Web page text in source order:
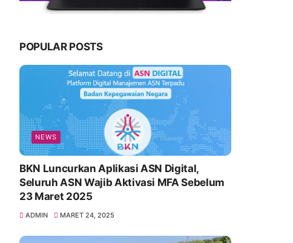
POPULAR POSTS
NEWS
BKN Luncurkan Aplikasi ASN Digital,
Seluruh ASN Wajib Aktivasi MFA Sebelum
23 Maret 2025
ADMIN MARET 24, 2025